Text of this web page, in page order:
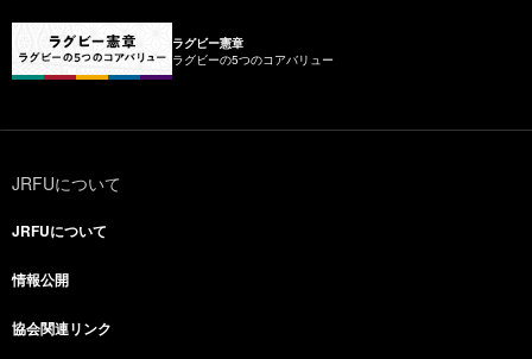
ラグビー憲章
ラグビーの5つのコアバリュー
JRFUについて
JRFUについて
情報公開
協会関連リンク